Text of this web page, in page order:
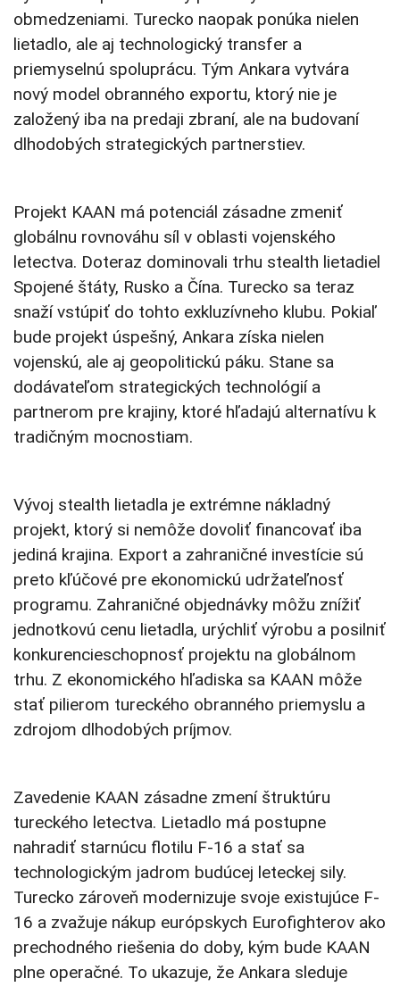
obmedzeniami. Turecko naopak ponúka nielen
lietadlo, ale aj technologický transfer a
priemyselnú spoluprácu. Tým Ankara vytvára
nový model obranného exportu, ktorý nie je
založený iba na predaji zbraní, ale na budovaní
dlhodobých strategických partnerstiev.
Projekt KAAN má potenciál zásadne zmeniť
globálnu rovnováhu síl v oblasti vojenského
letectva. Doteraz dominovali trhu stealth lietadiel
Spojené štáty, Rusko a Čína. Turecko sa teraz
snaží vstúpiť do tohto exkluzívneho klubu. Pokiaľ
bude projekt úspešný, Ankara získa nielen
vojenskú, ale aj geopolitickú páku. Stane sa
dodávateľom strategických technológií a
partnerom pre krajiny, ktoré hľadajú alternatívu k
tradičným mocnostiam.
Vývoj stealth lietadla je extrémne nákladný
projekt, ktorý si nemôže dovoliť financovať iba
jediná krajina. Export a zahraničné investície sú
preto kľúčové pre ekonomickú udržateľnosť
programu. Zahraničné objednávky môžu znížiť
jednotkovú cenu lietadla, urýchliť výrobu a posilniť
konkurencieschopnosť projektu na globálnom
trhu. Z ekonomického hľadiska sa KAAN môže
stať pilierom tureckého obranného priemyslu a
zdrojom dlhodobých príjmov.
Zavedenie KAAN zásadne zmení štruktúru
tureckého letectva. Lietadlo má postupne
nahradiť starnúcu flotilu F-16 a stať sa
technologickým jadrom budúcej leteckej sily.
Turecko zároveň modernizuje svoje existujúce F-
16 a zvažuje nákup európskych Eurofighterov ako
prechodného riešenia do doby, kým bude KAAN
plne operačné. To ukazuje, že Ankara sleduje